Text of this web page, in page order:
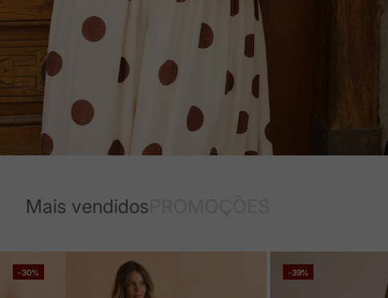
Mais vendidos
-30% -39%